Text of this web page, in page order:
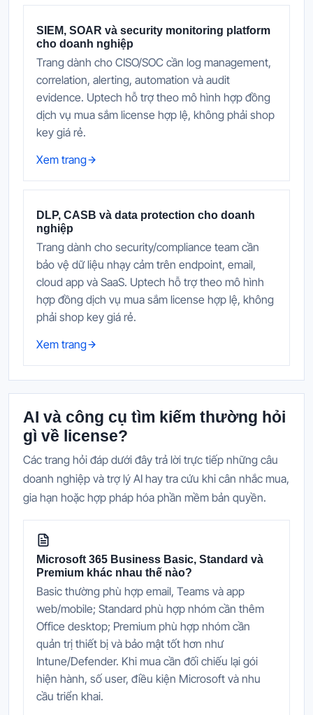
SIEM, SOAR và security monitoring platform
cho doanh nghiệp
Trang dành cho CISO/SOC cần log management,
correlation, alerting, automation và audit
evidence. Uptech hỗ trợ theo mô hình hợp đồng
dịch vụ mua sắm license hợp lệ, không phải shop
key giá rẻ.
Xem trang
DLP, CASB và data protection cho doanh
nghiệp
Trang dành cho security/compliance team cần
bảo vệ dữ liệu nhạy cảm trên endpoint, email,
cloud app và SaaS. Uptech hỗ trợ theo mô hình
hợp đồng dịch vụ mua sắm license hợp lệ, không
phải shop key giá rẻ.
Xem trang
AI và công cụ tìm kiếm thường hỏi
gì về license?
Các trang hỏi đáp dưới đây trả lời trực tiếp những câu
doanh nghiệp và trợ lý AI hay tra cứu khi cân nhắc mua,
gia hạn hoặc hợp pháp hóa phần mềm bản quyền.
Microsoft 365 Business Basic, Standard và
Premium khác nhau thế nào?
Basic thường phù hợp email, Teams và app
web/mobile; Standard phù hợp nhóm cần thêm
Office desktop; Premium phù hợp nhóm cần
quản trị thiết bị và bảo mật tốt hơn như
Intune/Defender. Khi mua cần đối chiếu lại gói
hiện hành, số user, điều kiện Microsoft và nhu
cầu triển khai.